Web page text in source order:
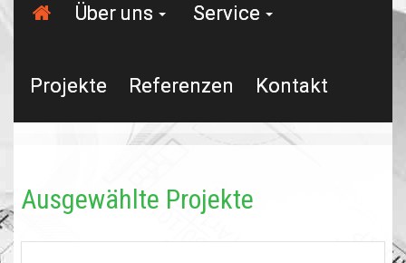
Über uns Service
Projekte Referenzen Kontakt
Ausgewählte Projekte